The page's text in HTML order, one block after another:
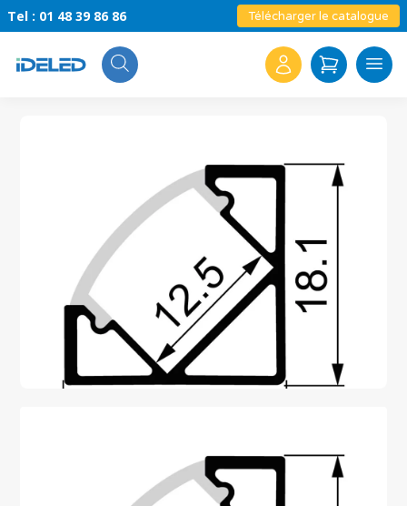
Tel : 01 48 39 86 86 Télécharger le catalogue
Search